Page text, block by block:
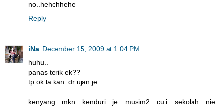
no..hehehhehe
Reply
iNa December 15, 2009 at 1:04 PM
huhu..
panas terik ek??
tp ok la kan..dr ujan je..
kenyang mkn kenduri je musim2 cuti sekolah nie